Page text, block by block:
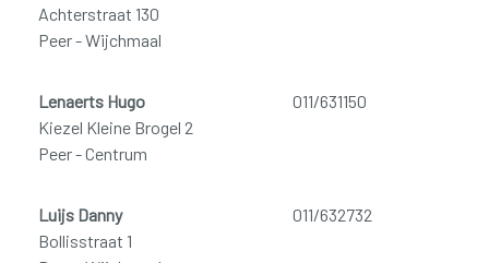
Achterstraat 130
Peer - Wijchmaal
Lenaerts Hugo
Kiezel Kleine Brogel 2
Peer - Centrum
011/631150
Luijs Danny
Bollisstraat 1
011/632732